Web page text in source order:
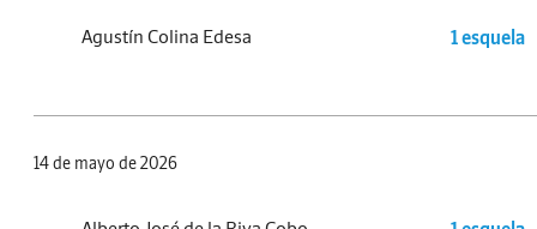
Agustín Colina Edesa 1 esquela
14 de mayo de 2026